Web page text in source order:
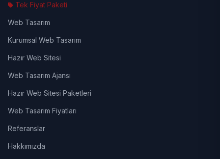
Tek Fiyat Paketi
Web Tasarım
Kurumsal Web Tasarım
Hazır Web Sitesi
Web Tasarım Ajansı
Hazır Web Sitesi Paketleri
Web Tasarım Fiyatları
Referanslar
Hakkımızda